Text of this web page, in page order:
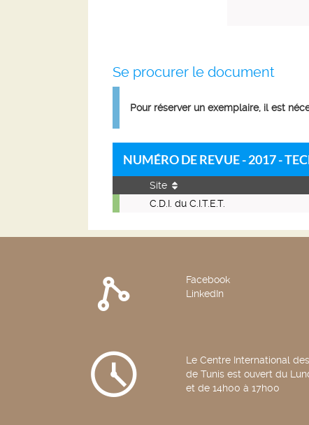
Se procurer le document
Pour réserver un exemplaire, il est
NUMÉRO DE REVUE - 2017 -
de
revue
Techniques
sciences
Dimanche
Juillet
2017
Site
C.D.I. du C.I.T.E.T.
Facebook
LinkedIn
Le Centre International
de Tunis est ouvert du
et de 14h00 à 17h00